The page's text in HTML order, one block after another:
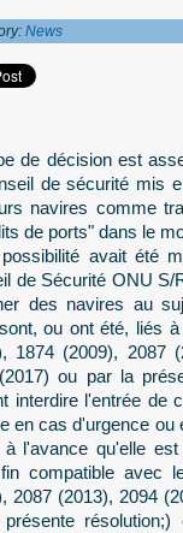
News
de décision est
de sécurité mis
navires comme
de ports" dans le
avait été
de Sécurité ONU S/
des navires au
ou ont été, liés
1874 (2009), 2087
ou par la
interdire l'entrée de
en cas d'urgence ou
à l'avance qu'elle
compatible avec
2087 (2013), 2094